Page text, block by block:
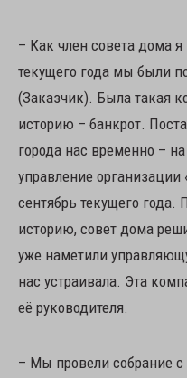
– Как член совета дома я
текущего года мы были
(Заказчик). Была такая
историю – банкрот.
города нас временно –
управление организации
сентябрь текущего
историю, совет дома
уже наметили
нас устраивала. Эта
её руководителя.
– Мы провели собрание с